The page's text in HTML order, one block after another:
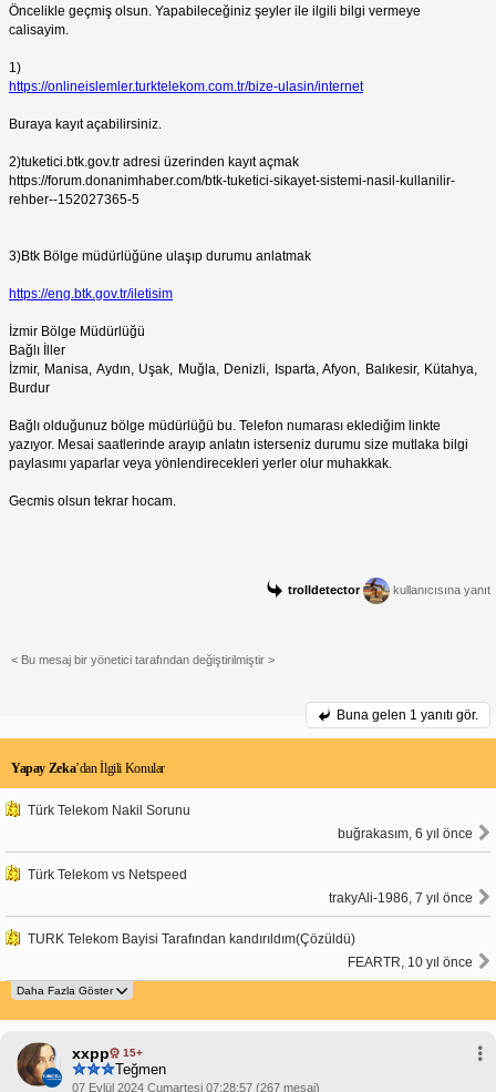
Öncelikle geçmiş olsun. Yapabileceğiniz şeyler ile ilgili bilgi vermeye
calisayim.
1)
https://onlineislemler.turktelekom.com.tr/bize-ulasin/internet
Buraya kayıt açabilirsiniz.
2)tuketici.btk.gov.tr adresi üzerinden kayıt açmak
https://forum.donanimhaber.com/btk-tuketici-sikayet-sistemi-nasil-kullanilir-
rehber--152027365-5
3)Btk Bölge müdürlüğüne ulaşıp durumu anlatmak
https://eng.btk.gov.tr/iletisim
İzmir Bölge Müdürlüğü
Bağlı İller
İzmir, Manisa, Aydın, Uşak, Muğla, Denizli, Isparta, Afyon, Balıkesir, Kütahya,
Burdur
Bağlı olduğunuz bölge müdürlüğü bu. Telefon numarası eklediğim linkte
yazıyor. Mesai saatlerinde arayıp anlatın isterseniz durumu size mutlaka bilgi
paylasımı yaparlar veya yönlendirecekleri yerler olur muhakkak.
Gecmis olsun tekrar hocam.
trolldetector kullanıcısına yanıt
< Bu mesaj bir yönetici tarafından değiştirilmiştir >
Buna gelen 1 yanıtı gör.
Yapay Zeka’dan İlgili Konular
Türk Telekom Nakil Sorunu
buğrakasım, 6 yıl önce
Türk Telekom vs Netspeed
trakyAli-1986, 7 yıl önce
TURK Telekom Bayisi Tarafından kandırıldım(Çözüldü)
FEARTR, 10 yıl önce
xxpp 15+
Teğmen
07 Eylül 2024 Cumartesi 07:28:57 (267 mesaj)